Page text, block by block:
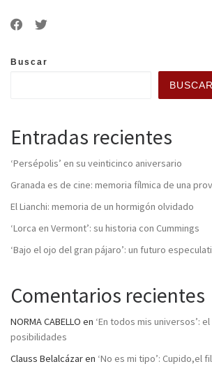
Buscar
BUSCAR
Entradas recientes
‘Persépolis’ en su veinticinco aniversario
Granada es de cine: memoria fílmica de una
El Lianchi: memoria de un hormigón olvidado
‘Lorca en Vermont’: su historia con Cummings
‘Bajo el ojo del gran pájaro’: un futuro
Comentarios recientes
NORMA CABELLO en ‘En todos mis universos’:
posibilidades
Clauss Belalcázaren ‘No es mi tipo’: Cupido,el